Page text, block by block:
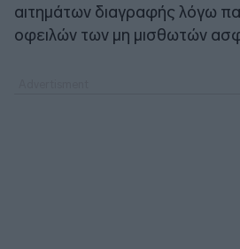
αιτημάτων διαγραφής λόγω
οφειλών των μη μισθωτών